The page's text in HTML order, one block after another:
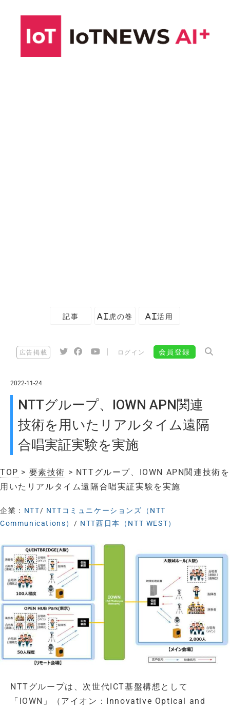
記事 AI虎の巻 AI活用
広告掲載 ログイン 会員登録
2022-11-24
NTTグループ、IOWN APN関連
技術を用いたリアルタイム遠隔
合唱実証実験を実施
TOP > 要素技術 > NTTグループ、IOWN APN関連技術を
用いたリアルタイム遠隔合唱実証実験を実施
企業： NTT/ NTTコミュニケーションズ（NTT
Communications） / NTT西日本（NTT WEST）
NTTグループは、次世代ICT基盤構想として
「IOWN」（アイオン：Innovative Optical and